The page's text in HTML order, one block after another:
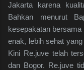
Jakarta karena
Bahkan menurut
kesepakatan
enak, lebih sehat
Kini Re.juve telah
dan Bogor. Re.juve